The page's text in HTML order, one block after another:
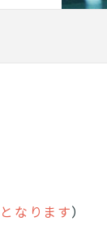
なります）